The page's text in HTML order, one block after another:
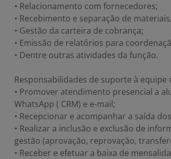
• Relacionamento com fornecedores;
• Recebimento e separação de materiais;
• Gestão da carteira de cobrança;
• Emissão de relatórios para
• Dentre outras atividades da função.
Responsabilidades de suporte à equipe
• Promover atendimento presencial a
WhatsApp ( CRM) e e-mail;
• Recepcionar e acompanhar a saída
• Realizar a inclusão e exclusão de
gestão (aprovação, reprovação,
• Receber e efetuar a baixa de